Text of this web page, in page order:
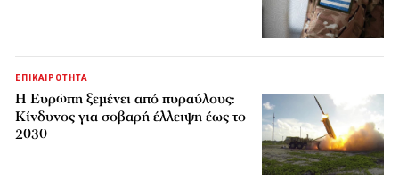
ΕΠΙΚΑΙΡΟΤΗΤΑ
H Ευρώπη ξεμένει από πυραύλους:
Κίνδυνος για σοβαρή έλλειψη έως το
2030